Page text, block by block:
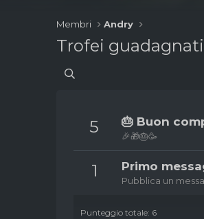
Membri Andry
Trofei
5 🎂 Buon
🎉🎁🎂🥳
1 Primo
Pubblica un
Punteggio totale: 6